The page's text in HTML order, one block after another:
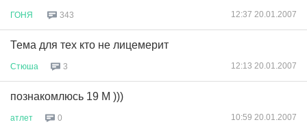
ГОНЯ 343 12:37 20.01.2007
Тема для тех кто не лицемерит
Стюша 3 12:13 20.01.2007
познакомлюсь 19 М )))
атлет 0 10:59 20.01.2007